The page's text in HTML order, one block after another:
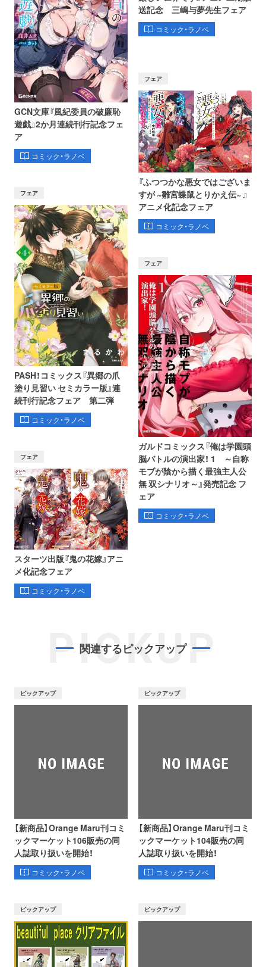
GCN文庫『風紀委員の破廉恥
遊戯』2か月連続刊行記念フェ
ア
コミック・ラノベ
送記念 三嶋与夢先生フェア
コミック・ラノベ
フェア
PASH！コミックス『異郷の爪
塗り見習い セミカラー版』連
続刊行記念フェア 第二弾
コミック・ラノベ
フェア
『ふつつかな悪女ではございま
すが ~雛宮蝶鼠とりかえ伝~ 』
アニメ化記念フェア
コミック・ラノベ
フェア
スターツ出版『鬼の花嫁』アニ
メ化記念フェア
コミック・ラノベ
フェア
ガルドコミックス『俺は学園頭
脳バトルの演出家！ 1 ～自称
モブが陰から描く最強主人公
無 双シナリオ～』発売記念 フ
ェア
コミック・ラノベ
PICKUP
関連するピックアップ
ピックアップ
【新商品】Orange Maru刊コミ
ックマーケット106販売の同
人誌取り扱いを開始！
コミック・ラノベ
ピックアップ
【新商品】Orange Maru刊コミ
ックマーケット104販売の同
人誌取り扱いを開始！
コミック・ラノベ
ピックアップ ピックアップ